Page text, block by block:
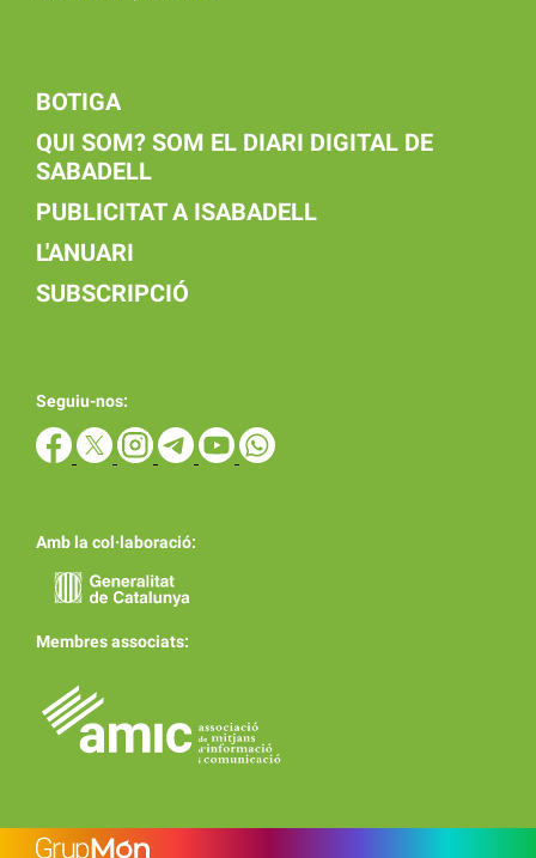
BOTIGA
QUI SOM? SOM EL DIARI DIGITAL DE
SABADELL
PUBLICITAT A ISABADELL
L'ANUARI
SUBSCRIPCIÓ
Seguiu-nos:
Amb la col·laboració:
Membres associats: